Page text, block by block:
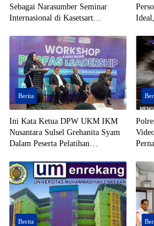
Sebagai Narasumber Seminar
Internasional di Kasetsart
Berita
Ini Kata Ketua DPW UKM IKM
Nusantara Sulsel Grehanita Syam
Dalam Peserta Pelatihan
Berita